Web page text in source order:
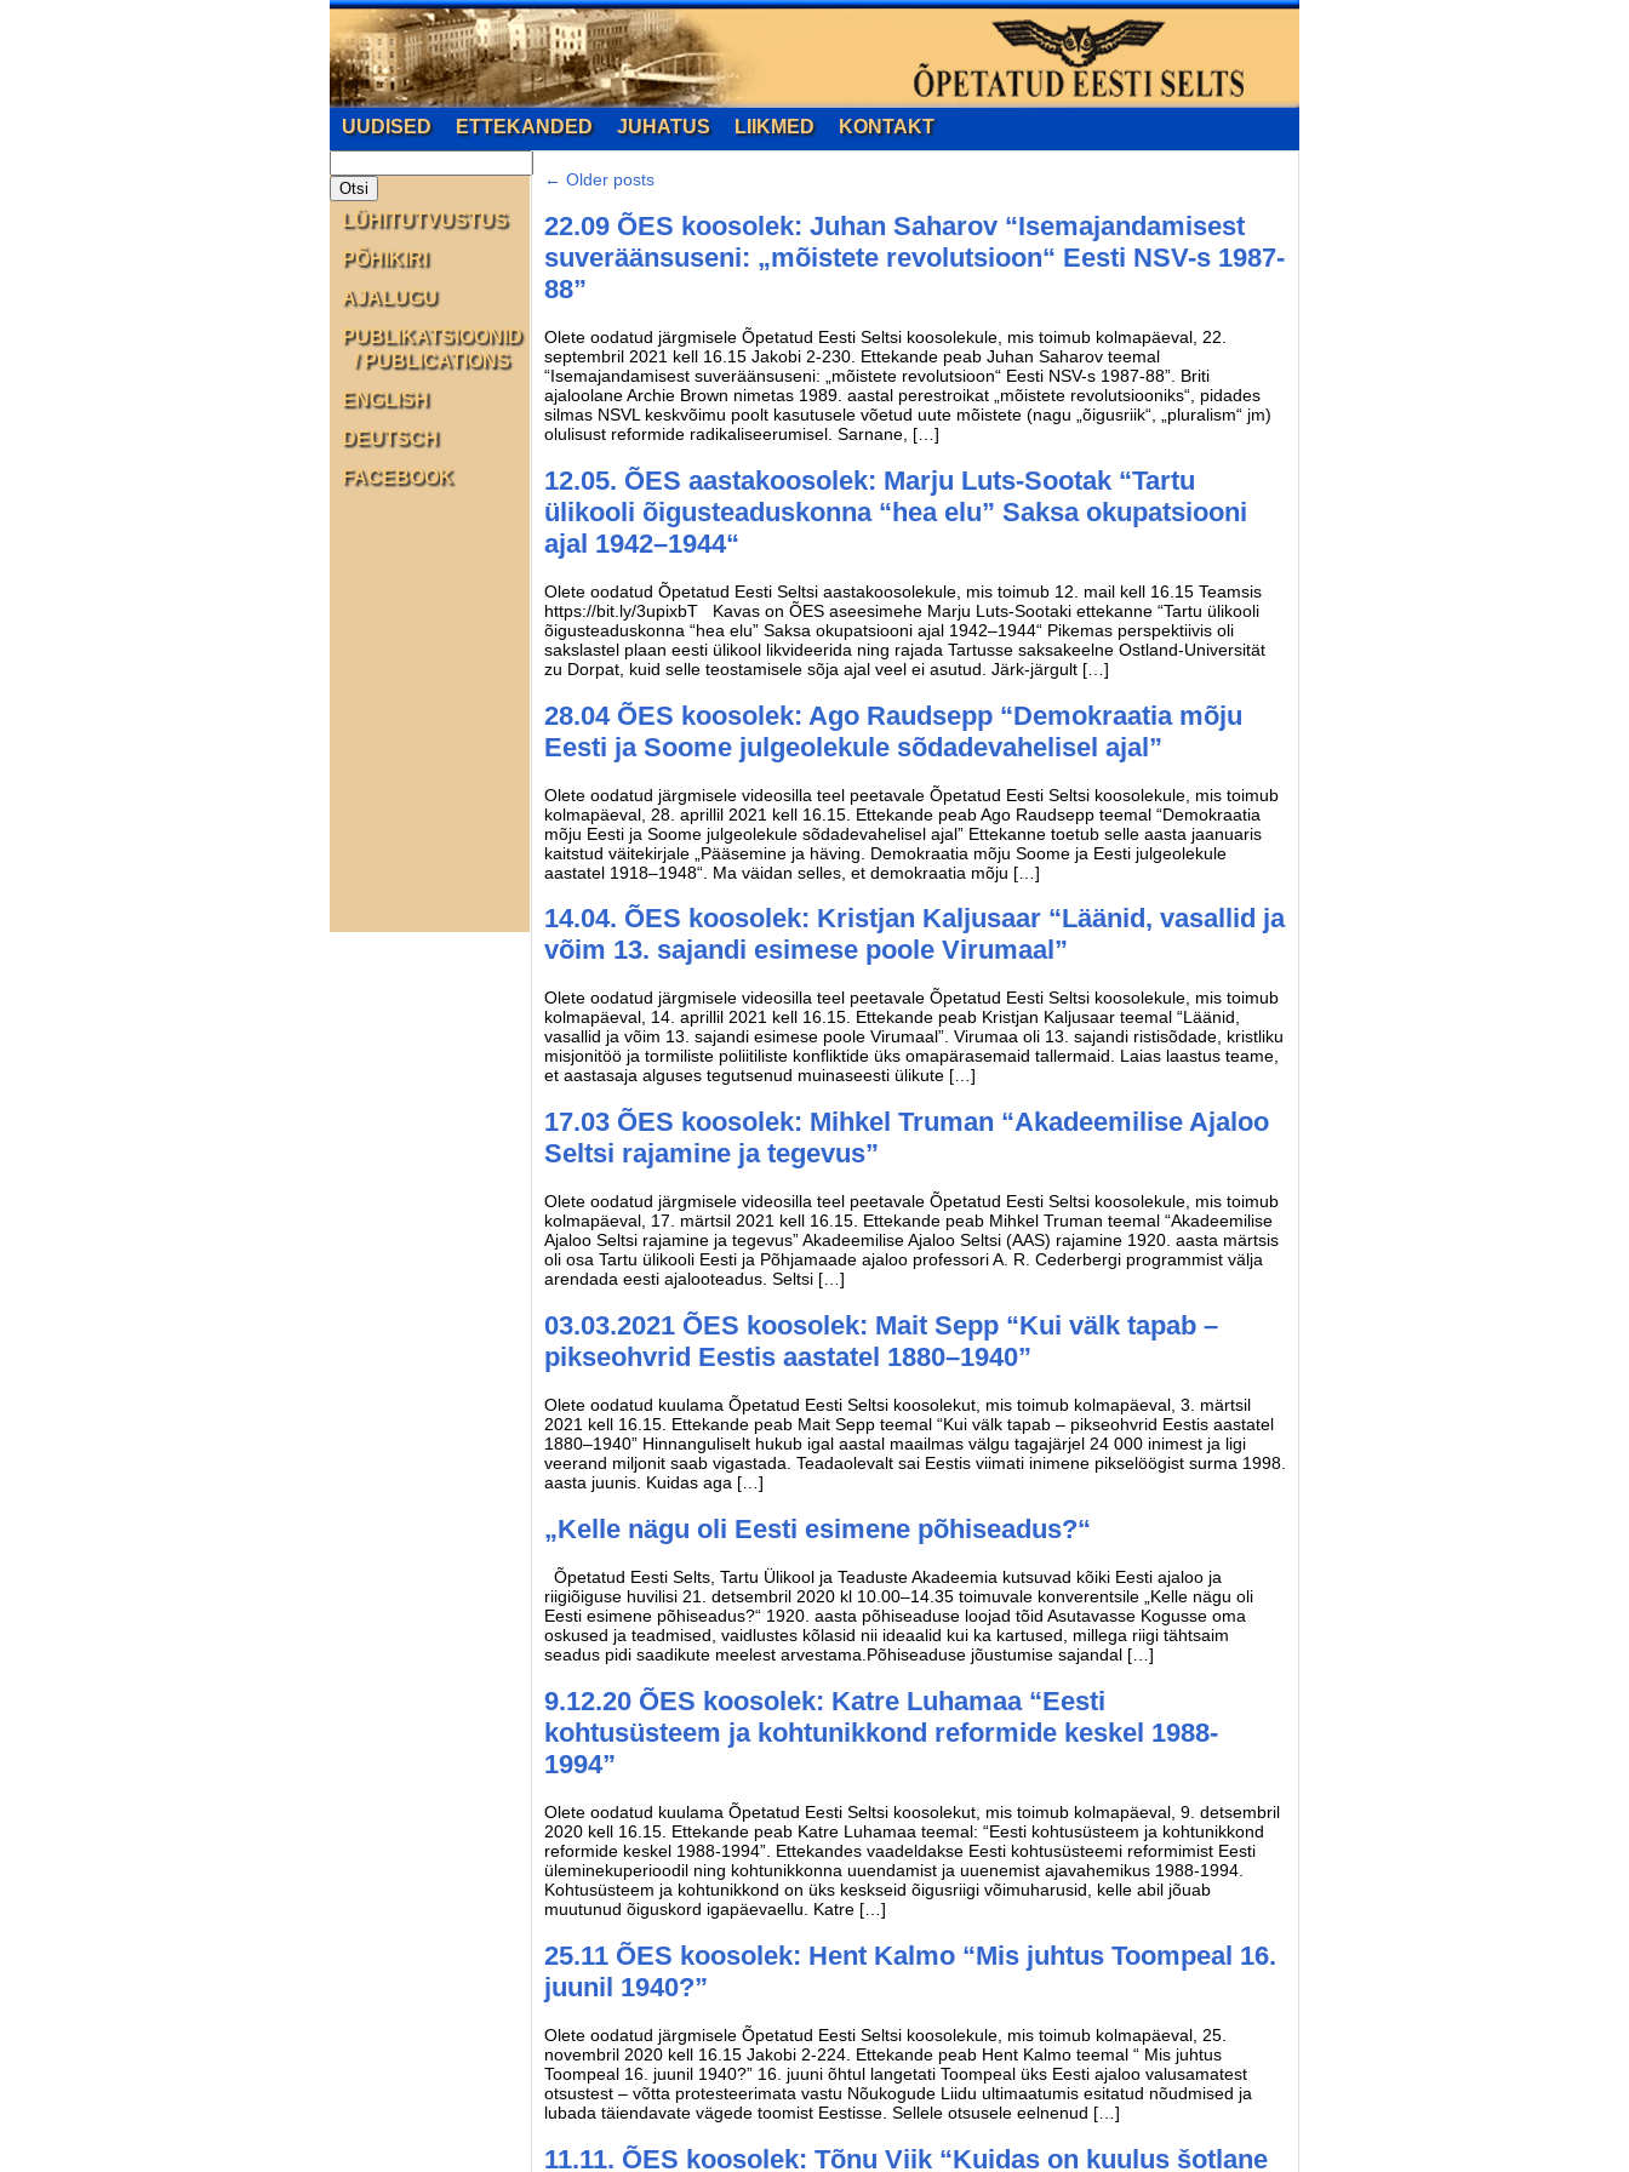
UUDISED ETTEKANDED JUHATUS LIIKMED KONTAKT
← Older posts
22.09 ÕES koosolek: Juhan Saharov “Isemajandamisest
suveräänsuseni: „mõistete revolutsioon“ Eesti NSV-s 1987-
88”
Olete oodatud järgmisele Õpetatud Eesti Seltsi koosolekule, mis toimub kolmapäeval, 22.
septembril 2021 kell 16.15 Jakobi 2-230. Ettekande peab Juhan Saharov teemal
“Isemajandamisest suveräänsuseni: „mõistete revolutsioon“ Eesti NSV-s 1987-88”. Briti
ajaloolane Archie Brown nimetas 1989. aastal perestroikat „mõistete revolutsiooniks“, pidades
silmas NSVL keskvõimu poolt kasutusele võetud uute mõistete (nagu „õigusriik“, „pluralism“ jm)
olulisust reformide radikaliseerumisel. Sarnane, […]
12.05. ÕES aastakoosolek: Marju Luts-Sootak “Tartu
ülikooli õigusteaduskonna “hea elu” Saksa okupatsiooni
ajal 1942–1944“
Olete oodatud Õpetatud Eesti Seltsi aastakoosolekule, mis toimub 12. mail kell 16.15 Teamsis
https://bit.ly/3upixbT Kavas on ÕES aseesimehe Marju Luts-Sootaki ettekanne “Tartu ülikooli
õigusteaduskonna “hea elu” Saksa okupatsiooni ajal 1942–1944“ Pikemas perspektiivis oli
sakslastel plaan eesti ülikool likvideerida ning rajada Tartusse saksakeelne Ostland-Universität
zu Dorpat, kuid selle teostamisele sõja ajal veel ei asutud. Järk-järgult […]
28.04 ÕES koosolek: Ago Raudsepp “Demokraatia mõju
Eesti ja Soome julgeolekule sõdadevahelisel ajal”
Olete oodatud järgmisele videosilla teel peetavale Õpetatud Eesti Seltsi koosolekule, mis toimub
kolmapäeval, 28. aprillil 2021 kell 16.15. Ettekande peab Ago Raudsepp teemal “Demokraatia
mõju Eesti ja Soome julgeolekule sõdadevahelisel ajal” Ettekanne toetub selle aasta jaanuaris
kaitstud väitekirjale „Pääsemine ja häving. Demokraatia mõju Soome ja Eesti julgeolekule
aastatel 1918–1948“. Ma väidan selles, et demokraatia mõju […]
14.04. ÕES koosolek: Kristjan Kaljusaar “Läänid, vasallid ja
võim 13. sajandi esimese poole Virumaal”
Olete oodatud järgmisele videosilla teel peetavale Õpetatud Eesti Seltsi koosolekule, mis toimub
kolmapäeval, 14. aprillil 2021 kell 16.15. Ettekande peab Kristjan Kaljusaar teemal “Läänid,
vasallid ja võim 13. sajandi esimese poole Virumaal”. Virumaa oli 13. sajandi ristisõdade, kristliku
misjonitöö ja tormiliste poliitiliste konfliktide üks omapärasemaid tallermaid. Laias laastus teame,
et aastasaja alguses tegutsenud muinaseesti ülikute […]
17.03 ÕES koosolek: Mihkel Truman “Akadeemilise Ajaloo
Seltsi rajamine ja tegevus”
Olete oodatud järgmisele videosilla teel peetavale Õpetatud Eesti Seltsi koosolekule, mis toimub
kolmapäeval, 17. märtsil 2021 kell 16.15. Ettekande peab Mihkel Truman teemal “Akadeemilise
Ajaloo Seltsi rajamine ja tegevus” Akadeemilise Ajaloo Seltsi (AAS) rajamine 1920. aasta märtsis
oli osa Tartu ülikooli Eesti ja Põhjamaade ajaloo professori A. R. Cederbergi programmist välja
arendada eesti ajalooteadus. Seltsi […]
03.03.2021 ÕES koosolek: Mait Sepp “Kui välk tapab –
pikseohvrid Eestis aastatel 1880–1940”
Olete oodatud kuulama Õpetatud Eesti Seltsi koosolekut, mis toimub kolmapäeval, 3. märtsil
2021 kell 16.15. Ettekande peab Mait Sepp teemal “Kui välk tapab – pikseohvrid Eestis aastatel
1880–1940” Hinnanguliselt hukub igal aastal maailmas välgu tagajärjel 24 000 inimest ja ligi
veerand miljonit saab vigastada. Teadaolevalt sai Eestis viimati inimene pikselöögist surma 1998.
aasta juunis. Kuidas aga […]
„Kelle nägu oli Eesti esimene põhiseadus?“
Õpetatud Eesti Selts, Tartu Ülikool ja Teaduste Akadeemia kutsuvad kõiki Eesti ajaloo ja
riigiõiguse huvilisi 21. detsembril 2020 kl 10.00–14.35 toimuvale konverentsile „Kelle nägu oli
Eesti esimene põhiseadus?“ 1920. aasta põhiseaduse loojad tõid Asutavasse Kogusse oma
oskused ja teadmised, vaidlustes kõlasid nii ideaalid kui ka kartused, millega riigi tähtsaim
seadus pidi saadikute meelest arvestama.Põhiseaduse jõustumise sajandal […]
9.12.20 ÕES koosolek: Katre Luhamaa “Eesti
kohtusüsteem ja kohtunikkond reformide keskel 1988-
1994”
Olete oodatud kuulama Õpetatud Eesti Seltsi koosolekut, mis toimub kolmapäeval, 9. detsembril
2020 kell 16.15. Ettekande peab Katre Luhamaa teemal: “Eesti kohtusüsteem ja kohtunikkond
reformide keskel 1988-1994”. Ettekandes vaadeldakse Eesti kohtusüsteemi reformimist Eesti
üleminekuperioodil ning kohtunikkonna uuendamist ja uuenemist ajavahemikus 1988-1994.
Kohtusüsteem ja kohtunikkond on üks keskseid õigusriigi võimuharusid, kelle abil jõuab
muutunud õiguskord igapäevaellu. Katre […]
25.11 ÕES koosolek: Hent Kalmo “Mis juhtus Toompeal 16.
juunil 1940?”
Olete oodatud järgmisele Õpetatud Eesti Seltsi koosolekule, mis toimub kolmapäeval, 25.
novembril 2020 kell 16.15 Jakobi 2-224. Ettekande peab Hent Kalmo teemal “ Mis juhtus
Toompeal 16. juunil 1940?” 16. juuni õhtul langetati Toompeal üks Eesti ajaloo valusamatest
otsustest – võtta protesteerimata vastu Nõukogude Liidu ultimaatumis esitatud nõudmised ja
lubada täiendavate vägede toomist Eestisse. Sellele otsusele eelnenud […]
11.11. ÕES koosolek: Tõnu Viik “Kuidas on kuulus šotlane
LÜHITUTVUSTUS
PÕHIKIRI
AJALUGU
PUBLIKATSIOONID
/ PUBLICATIONS
ENGLISH
DEUTSCH
FACEBOOK